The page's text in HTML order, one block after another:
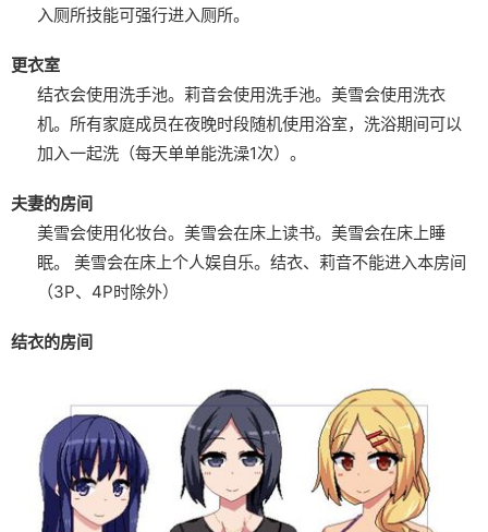
入厕所技能可强行进入厕所。
更衣室
结衣会使用洗手池。 莉音会使用洗手池。 美雪会使用洗衣
机。 所有家庭成员在夜晚时段随机使用浴室，洗浴期间可以
加入一起洗（每天单单能洗澡1次）。
夫妻的房间
美雪会使用化妆台。 美雪会在床上读书。 美雪会在床上睡
眠。
美雪会在床上个人娱自乐。 结衣、莉音不能进入本房间
（3P、4P时除外）
结衣的房间